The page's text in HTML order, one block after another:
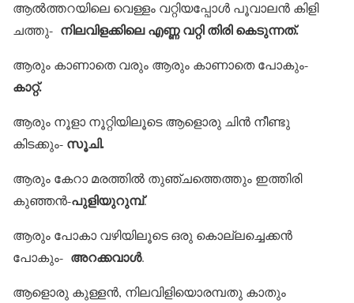
ആല്‍ത്തറയിലെ വെള്ളം വറ്റിയപ്പോള്‍ പൂവാലന്‍ കിളി
ചത്തു- നിലവിളക്കിലെ എണ്ണ വറ്റി തിരി കെടുന്നത്.
ആരും കാണാതെ വരും ആരും കാണാതെ പോകും-
കാറ്റ്.
ആരും നൂളാ നൂറ്റിയിലൂടെ ആളൊരു ചിന്‍ നീണ്ടു
കിടക്കും- സൂചി.
ആരും കേറാ മരത്തില്‍ തുഞ്ചത്തെത്തും ഇത്തിരി
കുഞ്ഞന്‍-പുളിയുറുമ്പ്.
ആരും പോകാ വഴിയിലൂടെ ഒരു കൊല്ലച്ചെക്കന്‍
പോകും- അറക്കവാള്‍.
ആളൊരു കുള്ളന്‍, നിലവിളിയൊരമ്പതു കാതും